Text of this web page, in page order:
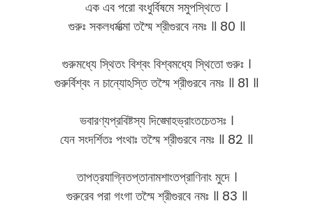
এক এব পরো বংধুর্বিষমে সমুপস্থিতে ।
গুরুঃ সকলধর্মাত্মা তস্মৈ শ্রীগুরবে নমঃ ॥ 80 ॥
গুরুমধ্যে স্থিতং বিশ্বং বিশ্বমধ্যে স্থিতো গুরুঃ ।
গুরুর্বিশ্বং ন চান্যোঽস্তি তস্মৈ শ্রীগুরবে নমঃ ॥ 81 ॥
ভবারণ্যপ্রবিষ্টস্য দিঙ্মোহভ্রাংতচেতসঃ ।
যেন সংদর্শিতঃ পংথাঃ তস্মৈ শ্রীগুরবে নমঃ ॥ 82 ॥
তাপত্রযাগ্নিতপ্তানামশাংতপ্রাণিনাং মুদে ।
গুরুরেব পরা গংগা তস্মৈ শ্রীগুরবে নমঃ ॥ 83 ॥